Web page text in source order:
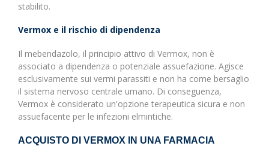
stabilito.
Vermox e il rischio di dipendenza
Il mebendazolo, il principio attivo di Vermox, non è
associato a dipendenza o potenziale assuefazione. Agisce
esclusivamente sui vermi parassiti e non ha come bersaglio
il sistema nervoso centrale umano. Di conseguenza,
Vermox è considerato un'opzione terapeutica sicura e non
assuefacente per le infezioni elmintiche.
ACQUISTO DI VERMOX IN UNA FARMACIA